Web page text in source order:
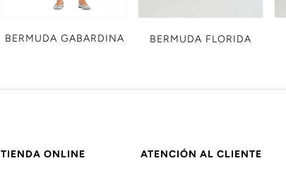
BERMUDA GABARDINA BERMUDA FLORIDA
TIENDA ONLINE ATENCIÓN AL CLIENTE